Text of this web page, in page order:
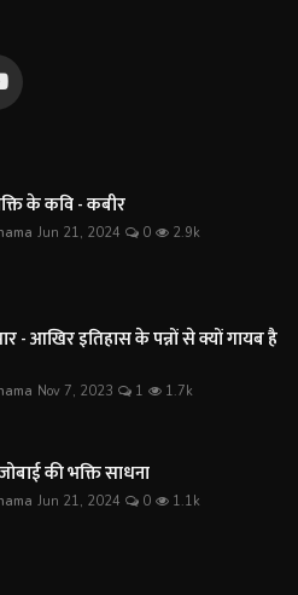
के कवि - कबीर
Jun 21, 2024 0 2.9k
- आखिर इतिहास के पन्नों से क्यों गायब है
Nov 7, 2023 1 1.7k
की भक्ति साधना
Jun 21, 2024 0 1.1k